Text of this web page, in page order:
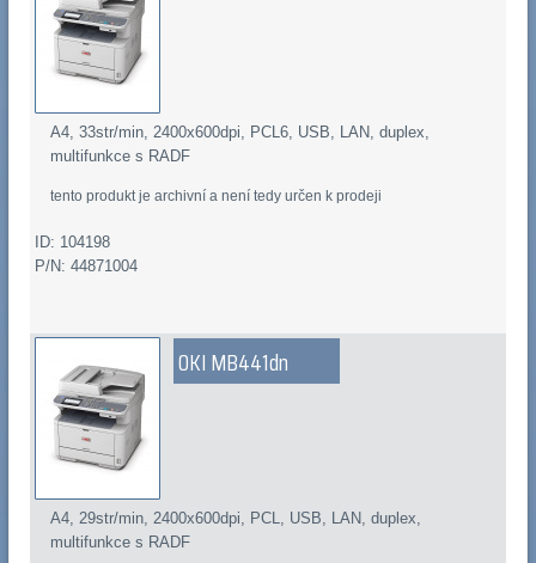
A4, 33str/min, 2400x600dpi, PCL6, USB, LAN, duplex,
multifunkce s RADF
tento produkt je archivní a není tedy určen k prodeji
ID: 104198
P/N: 44871004
OKI MB441dn
A4, 29str/min, 2400x600dpi, PCL, USB, LAN, duplex,
multifunkce s RADF